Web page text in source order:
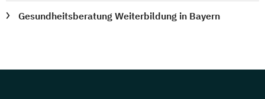
Gesundheitsberatung Weiterbildung in Bayern